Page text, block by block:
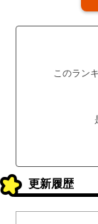
このラン
更新履歴